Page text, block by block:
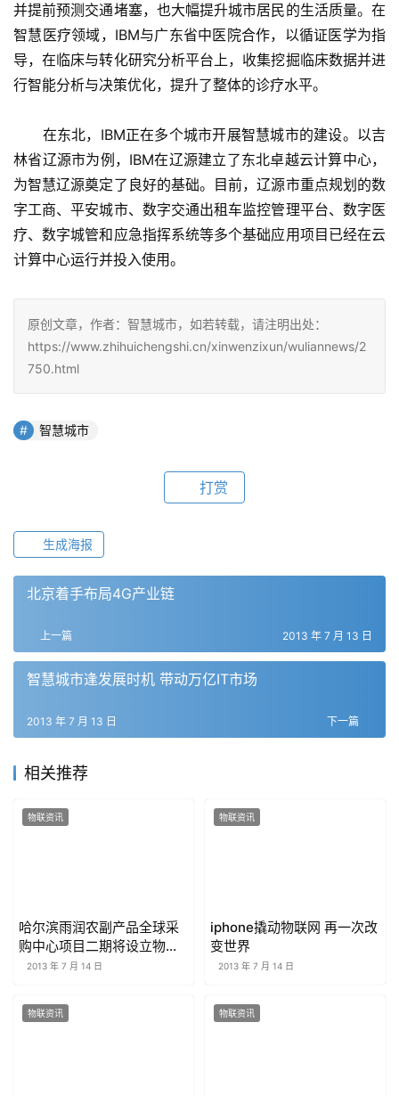
并提前预测交通堵塞，也大幅提升城市居民的生活质量。在
智慧医疗领域，IBM与广东省中医院合作，以循证医学为指
导，在临床与转化研究分析平台上，收集挖掘临床数据并进
行智能分析与决策优化，提升了整体的诊疗水平。
在东北，IBM正在多个城市开展智慧城市的建设。以吉
林省辽源市为例，IBM在辽源建立了东北卓越云计算中心，
为智慧辽源奠定了良好的基础。目前，辽源市重点规划的数
字工商、平安城市、数字交通出租车监控管理平台、数字医
疗、数字城管和应急指挥系统等多个基础应用项目已经在云
计算中心运行并投入使用。
原创文章，作者：智慧城市，如若转载，请注明出处：
https://www.zhihuichengshi.cn/xinwenzixun/wuliannews/2
750.html
智慧城市
打赏
生成海报
北京着手布局4G产业链
上一篇 2013 年 7 月 13 日
智慧城市逢发展时机 带动万亿IT市场
下一篇
2013 年 7 月 13 日
相关推荐
物联资讯
哈尔滨雨润农副产品全球采
购中心项目二期将设立物联
网中心
2013 年 7 月 14 日
物联资讯
iphone撬动物联网 再一次改
变世界
2013 年 7 月 14 日
物联资讯 物联资讯